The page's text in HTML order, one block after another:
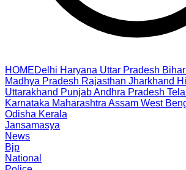
HOMEDelhi Haryana Uttar Pradesh Bihar
Madhya Pradesh Rajasthan Jharkhand
Uttarakhand PunjabAndhra Pradesh
Karnataka Maharashtra Assam West
Odisha Kerala
Jansamasya
News
Bjp
National